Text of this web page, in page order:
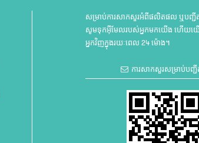
សម្រាប់ការសាកសួរអំពីផលិតផល ឬបញ្ជី
សូមទុកអ៊ីមែលរបស់អ្នកមកយើង ហើយយ
អ្នកវិញក្នុងរយៈពេល 24 ម៉ោង។
ការសាកសួរសម្រាប់បញ្ជី